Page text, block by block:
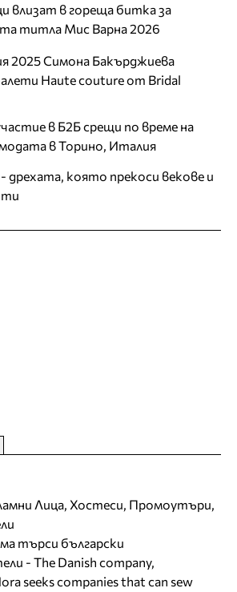
влизат в гореща битка за
титла Мис Варна 2026
2025 Симона Бакърджиева
Haute couture от Bridal
в Б2Б срещи по време на
в Торино, Италия
която прекоси векове и
Лица, Хостеси, Промоутъри,
търси български
- The Danish company,
seeks companies that can sew